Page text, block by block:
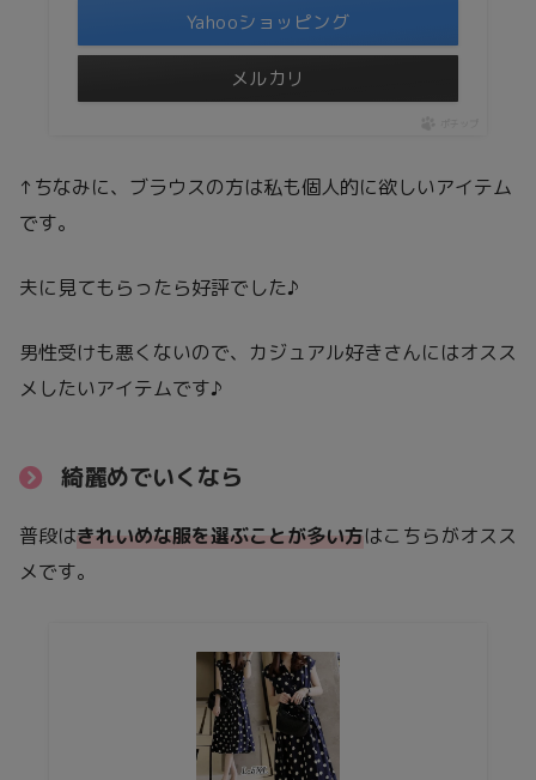
Yahooショッピング
メルカリ
↑ちなみに、ブラウスの方は私も個人的に欲しいアイテム
です。
夫に見てもらったら好評でした♪
男性受けも悪くないので、カジュアル好きさんにはオスス
メしたいアイテムです♪
綺麗めでいくなら
普段はきれいめな服を選ぶことが多い方はこちらがオスス
メです。